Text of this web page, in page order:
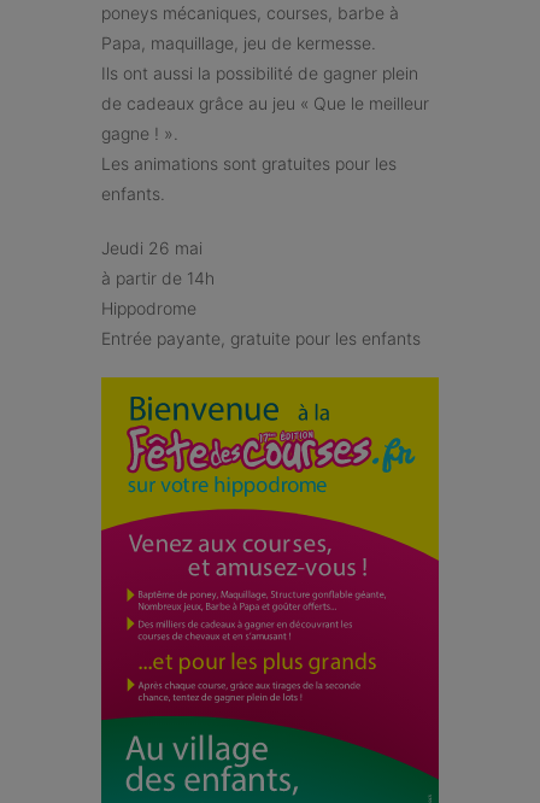
poneys mécaniques, courses, barbe à
Papa, maquillage, jeu de kermesse.
Ils ont aussi la possibilité de gagner plein
de cadeaux grâce au jeu « Que le meilleur
gagne ! ».
Les animations sont gratuites pour les
enfants.
Jeudi 26 mai
à partir de 14h
Hippodrome
Entrée payante, gratuite pour les enfants